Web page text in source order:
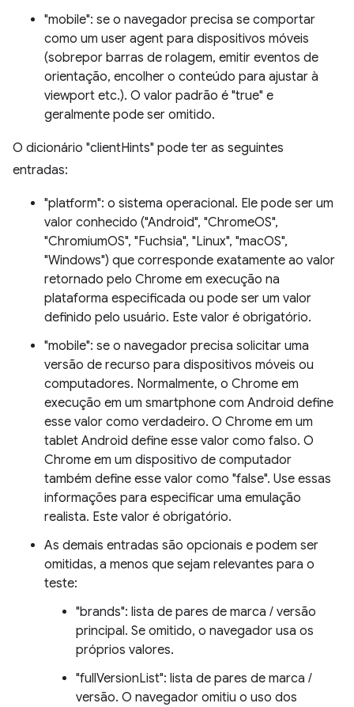
"mobile": se o navegador precisa se comportar
como um user agent para dispositivos móveis
(sobrepor barras de rolagem, emitir eventos de
orientação, encolher o conteúdo para ajustar à
viewport etc.). O valor padrão é "true" e
geralmente pode ser omitido.
O dicionário "clientHints" pode ter as seguintes
entradas:
"platform": o sistema operacional. Ele pode ser um
valor conhecido ("Android", "ChromeOS",
"ChromiumOS", "Fuchsia", "Linux", "macOS",
"Windows") que corresponde exatamente ao valor
retornado pelo Chrome em execução na
plataforma especificada ou pode ser um valor
definido pelo usuário. Este valor é obrigatório.
"mobile": se o navegador precisa solicitar uma
versão de recurso para dispositivos móveis ou
computadores. Normalmente, o Chrome em
execução em um smartphone com Android define
esse valor como verdadeiro. O Chrome em um
tablet Android define esse valor como falso. O
Chrome em um dispositivo de computador
também define esse valor como "false". Use essas
informações para especificar uma emulação
realista. Este valor é obrigatório.
As demais entradas são opcionais e podem ser
omitidas, a menos que sejam relevantes para o
teste:
"brands": lista de pares de marca / versão
principal. Se omitido, o navegador usa os
próprios valores.
"fullVersionList": lista de pares de marca /
versão. O navegador omitiu o uso dos